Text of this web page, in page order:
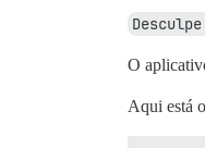
O
Aqui está